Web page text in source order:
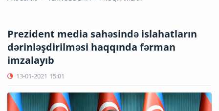
Prezident media sahəsində islahatların
dərinləşdirilməsi haqqında fərman
imzalayıb
13-01-2021 15:01